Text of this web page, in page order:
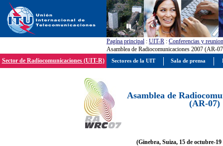
Pagína principal : UIT-R : Conferencias y
Asamblea de Radiocomunicaciones 2007 (AR-
Sector de Radiocomunicaciones (UIT-R)
Asamblea de
(AR-07)
(Ginebra, Suiza, 15 de octubre-19
Sectores de la UIT Sala de prensa